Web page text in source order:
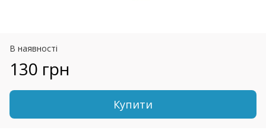
В наявності
130 грн
Купити